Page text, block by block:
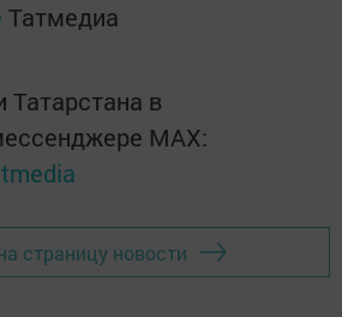
Татмедиа
Татарстана в
MАХ:
страницу новости